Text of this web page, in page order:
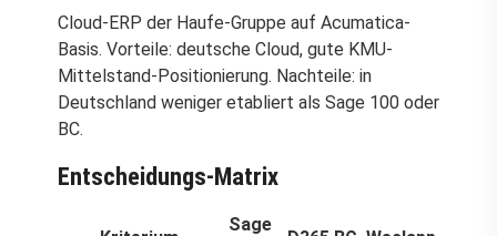
Cloud-ERP der Haufe-Gruppe auf Acumatica-
Basis. Vorteile: deutsche Cloud, gute KMU-
Mittelstand-Positionierung. Nachteile: in
Deutschland weniger etabliert als Sage 100 oder
BC.
Entscheidungs-Matrix
Sage